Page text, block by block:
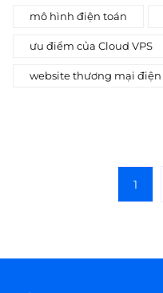
mô hình điện toán
ưu điểm của Cloud VPS
website thương mại
1